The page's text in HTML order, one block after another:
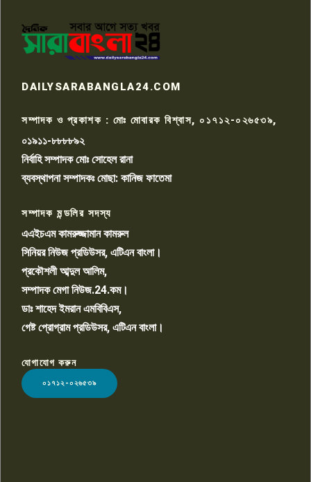
৭
কেটে ঘরে ঢুকে স্কুল শিক্ষিকাকে হত্যা
টয়লেটের ট্যাংকি থেকে লাশ উদ্ধার
রাজশাহীতে সন্ত্রাসী হামলায় গুরুতর
৯
চাঁদাবাজি ও হয়রানির অভিযোগ
১০
LOGO
DAILYSARABANGLA24.COM
সম্পাদক ও প্রকাশক : মোঃ মোবারক বিশ্বাস, ০১৭১২-০২৬৫৩৯,
০১৯১১-৮৮৮৮৯২
নির্বাহি সম্পাদক মোঃ সোহেল রানা
ব্যবস্থাপনা সম্পাদকঃ মোছা: কানিজ ফাতেমা
সম্পাদক মন্ডলির সদস্য
এএইচএম কামরুজ্জামান কামরুল
সিনিয়র নিউজ প্রডিউসর, এটিএন বাংলা।
প্রকৌশলী আব্দুল আলিম,
সম্পাদক মেগা নিউজ.24.কম।
ডাঃ শাহেদ ইমরান এমবিবিএস,
গেষ্ট প্রোগ্রাম প্রডিউসর, এটিএন বাংলা।
যোগাযোগ করুন
০১৭১২-০২৬৫৩৯